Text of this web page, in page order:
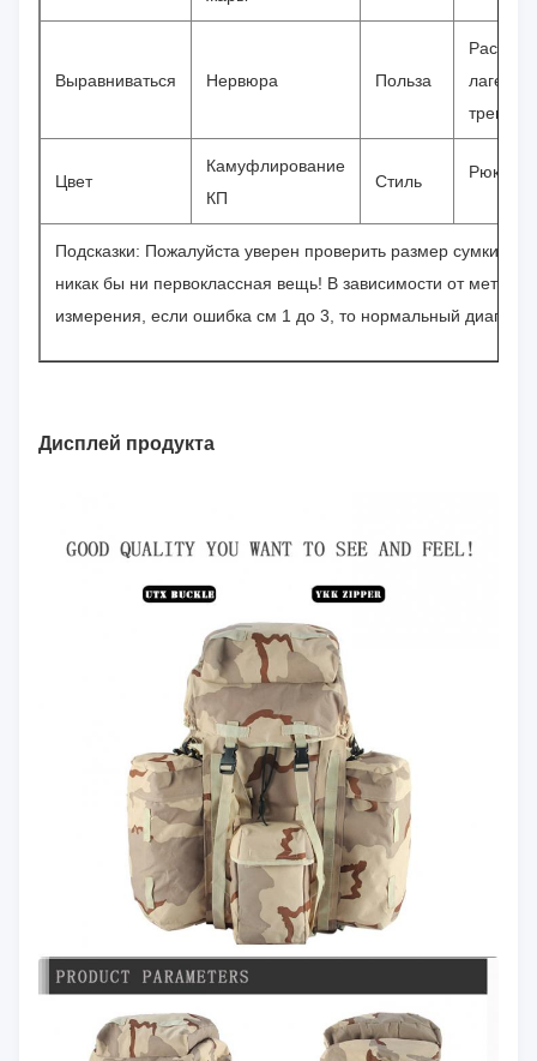
Выравниваться Нервюра Польза
Цвет
Камуфлирование
КП
Стиль Рюкзак
Подсказки: Пожалуйста уверен проверить размер сумки,
никак бы ни первоклассная вещь! В зависимости от метода
измерения, если ошибка см 1 до 3, то нормальный
Дисплей продукта